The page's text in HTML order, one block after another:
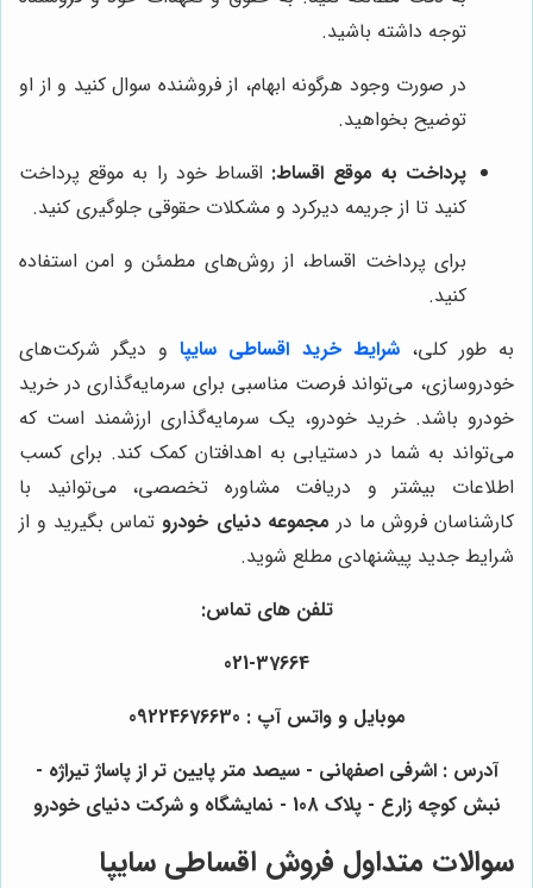
توجه داشته باشید.
در صورت وجود هرگونه ابهام، از فروشنده سوال کنید و از او
توضیح بخواهید.
پرداخت به موقع اقساط: اقساط خود را به موقع پرداخت
کنید تا از جریمه دیرکرد و مشکلات حقوقی جلوگیری کنید.
برای پرداخت اقساط، از روش‌های مطمئن و امن استفاده
کنید.
به طور کلی،شرایط خرید اقساطی سایپاو دیگر شرکت‌های
خودروسازی، می‌تواند فرصت مناسبی برای سرمایه‌گذاری در خرید
خودرو باشد. خرید خودرو، یک سرمایه‌گذاری ارزشمند است که
می‌تواند به شما در دستیابی به اهدافتان کمک کند. برای کسب
اطلاعات بیشتر و دریافت مشاوره تخصصی، می‌توانید با
کارشناسان فروش ما در مجموعه دنیای خودروتماس بگیرید و از
شرایط جدید پیشنهادی مطلع شوید.
تلفن های تماس:
021-37664
موبایل و واتس آپ : 09224676630
آدرس : اشرفی اصفهانی - سیصد متر پایین تر از پاساژ تیراژه -
نبش کوچه زارع - پلاک 108 - نمایشگاه و شرکت دنیای خودرو
سوالات متداول فروش اقساطی سایپا